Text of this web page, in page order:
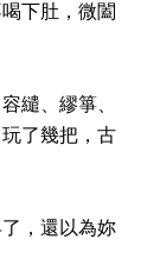
下肚，微闔
繾、繆箏、
了幾把，古
，還以為妳